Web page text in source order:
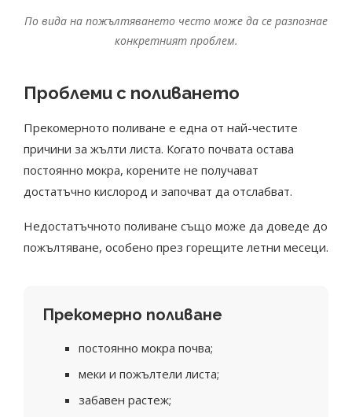
По вида на пожълтяването често може да се разпознае
конкретният проблем.
Проблеми с поливането
Прекомерното поливане е една от най-честите
причини за жълти листа. Когато почвата остава
постоянно мокра, корените не получават
достатъчно кислород и започват да отслабват.
Недостатъчното поливане също може да доведе до
пожълтяване, особено през горещите летни месеци.
Прекомерно поливане
постоянно мокра почва;
меки и пожълтели листа;
забавен растеж;